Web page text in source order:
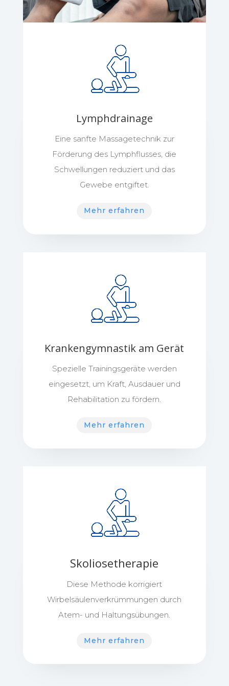
Lymphdrainage
Eine sanfte Massagetechnik zur
Förderung des Lymphflusses, die
Schwellungen reduziert und das
Gewebe entgiftet.
Mehr erfahren
Krankengymnastik am Gerät
Spezielle Trainingsgeräte werden
eingesetzt, um Kraft, Ausdauer und
Rehabilitation zu fördern.
Mehr erfahren
Skoliosetherapie
Diese Methode korrigiert
Wirbelsäulenverkrümmungen durch
Atem- und Haltungsübungen.
Mehr erfahren